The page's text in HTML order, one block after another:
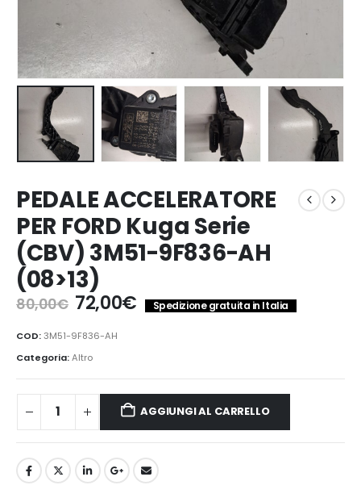
PEDALE ACCELERATORE
PER FORD Kuga Serie
(CBV) 3M51-9F836-AH
(08>13)
80,00€ Il
prezzo
originale
era:
80,00€.
72,00€Il
prezzo
72,00€.
Spedizione gratuita in Italia
COD:3M51-9F836-AH
Categoria:Altro
AGGIUNGI AL CARRELLO